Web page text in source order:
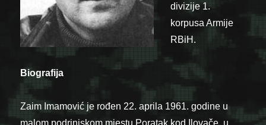
divizije 1.
korpusa Armije
RBiH.
Biografija
Zaim Imamović je rođen 22. aprila 1961. godine u
malom podrinjskom mjestu Poratak kod Ilovače, u